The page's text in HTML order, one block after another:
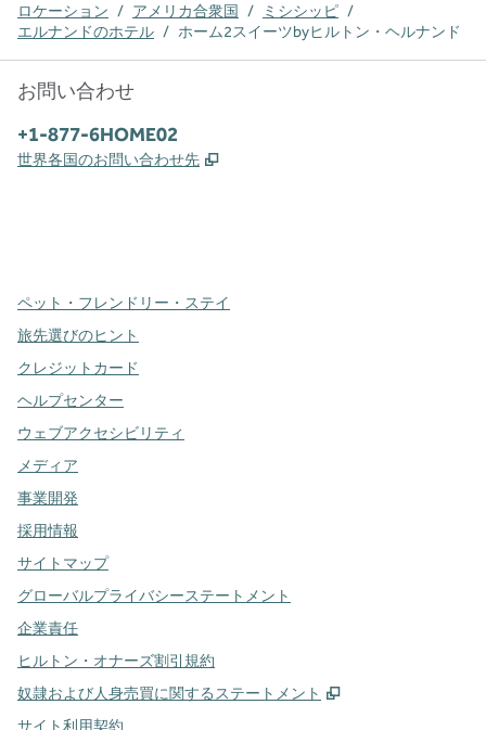
ロケーション / アメリカ合衆国 / ミシシッピ /
エルナンドのホテル / ホーム2スイーツbyヒルトン・ヘルナンド
お問い合わせ
電話番号：
+1-877-6HOME02
世界各国のお問い合わせ先 ,
ペット・フレンドリー・ステイ
旅先選びのヒント
クレジットカード
ヘルプセンター
ウェブアクセシビリティ
メディア
事業開発
採用情報
サイトマップ
グローバルプライバシーステートメント
企業責任
ヒルトン・オナーズ割引規約
奴隷および人身売買に関するステートメント
,
サイト利用契約